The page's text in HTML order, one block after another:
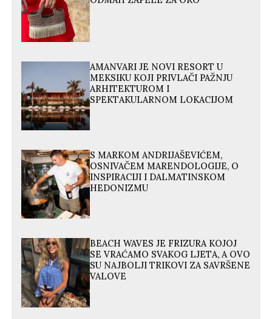
AMANVARI JE NOVI RESORT U
MEKSIKU KOJI PRIVLAČI PAŽNJU
ARHITEKTUROM I
SPEKTAKULARNOM LOKACIJOM
S MARKOM ANDRIJAŠEVIĆEM,
OSNIVAČEM MARENDOLOGIJE, O
INSPIRACIJI I DALMATINSKOM
HEDONIZMU
BEACH WAVES JE FRIZURA KOJOJ
SE VRAĆAMO SVAKOG LJETA, A OVO
SU NAJBOLJI TRIKOVI ZA SAVRŠENE
VALOVE